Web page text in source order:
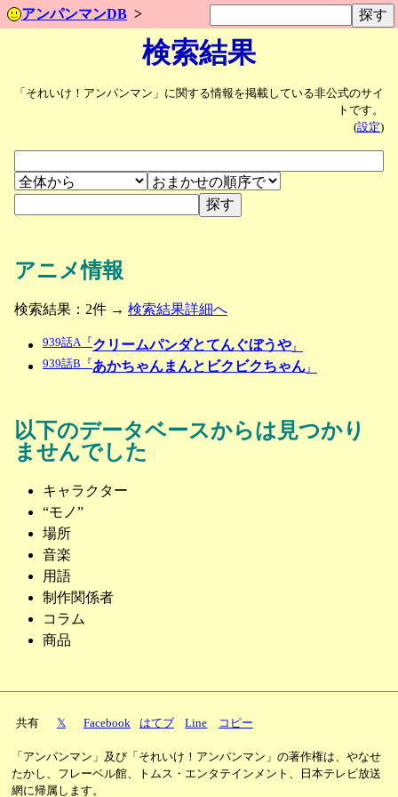
アンパンマンDB
検索結果
「それいけ！アンパンマン」に関する情報を掲載している非公式のサイ
トです。
(設定)
アニメ情報
検索結果：2件 → 検索結果詳細へ
939話A『 クリームパンダとてんぐぼうや』
939話B『 あかちゃんまんとビクビクちゃん』
以下のデータベースからは見つかり
ませんでした
キャラクター
“モノ”
場所
音楽
用語
制作関係者
コラム
商品
共有 𝕏 Facebook はてブ Line コピー
「アンパンマン」及び「それいけ！アンパンマン」の著作権は、やなせ
たかし、フレーベル館、トムス・エンタテインメント、日本テレビ放送
網に帰属します。